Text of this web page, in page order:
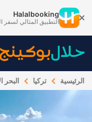
Halalbooking
التطبيق المثالي لسفر
الرئيسية تركيا البحر